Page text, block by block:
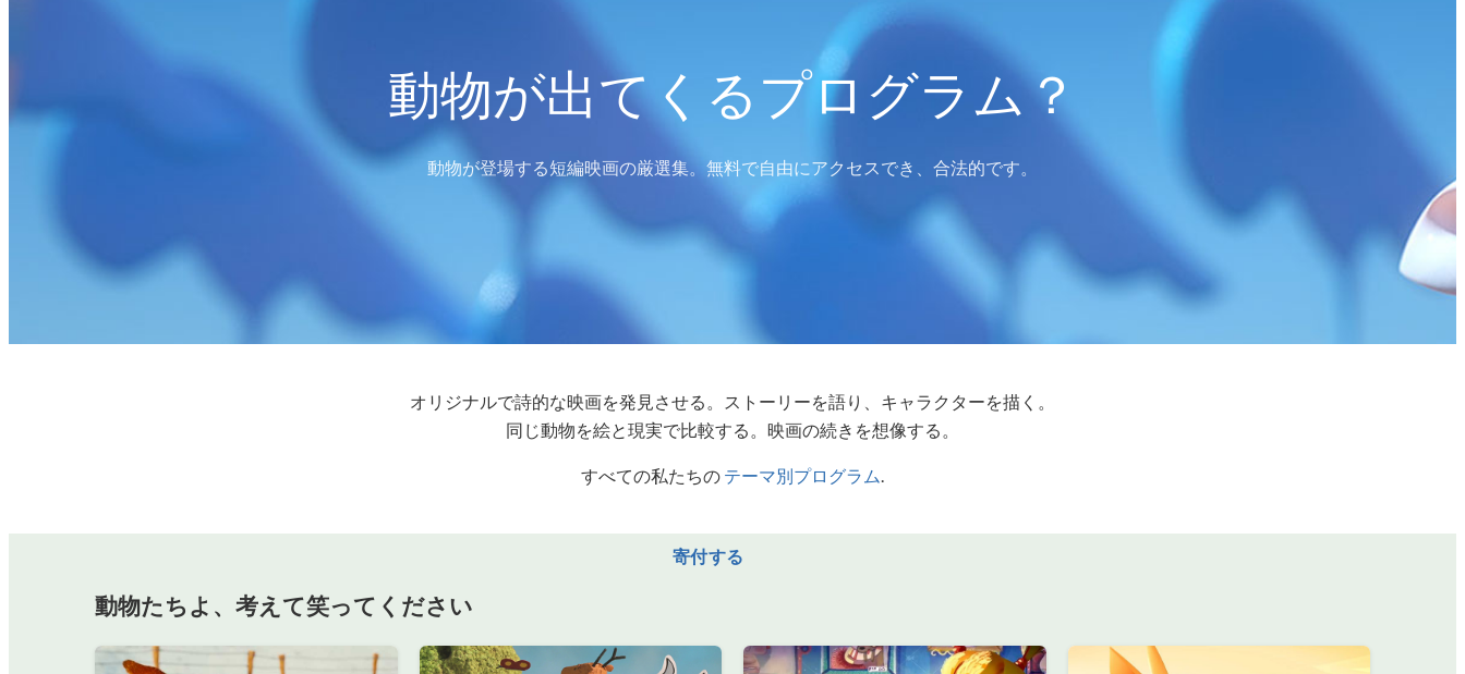
寄付する
動物が出てくるプログラム？
動物が登場する短編映画の厳選集。無料で自由にアクセスでき、合法的です。
オリジナルで詩的な映画を発見させる。ストーリーを語り、キャラクターを描く。
同じ動物を絵と現実で比較する。映画の続きを想像する。
すべての私たちの テーマ別プログラム.
動物たちよ、考えて笑ってください